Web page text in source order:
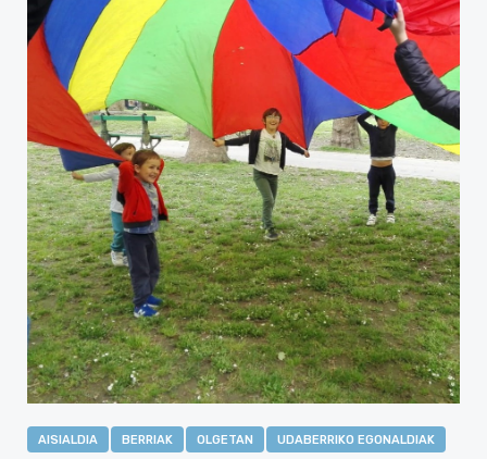
AISIALDIA BERRIAK OLGETAN UDABERRIKO EGONALDIAK